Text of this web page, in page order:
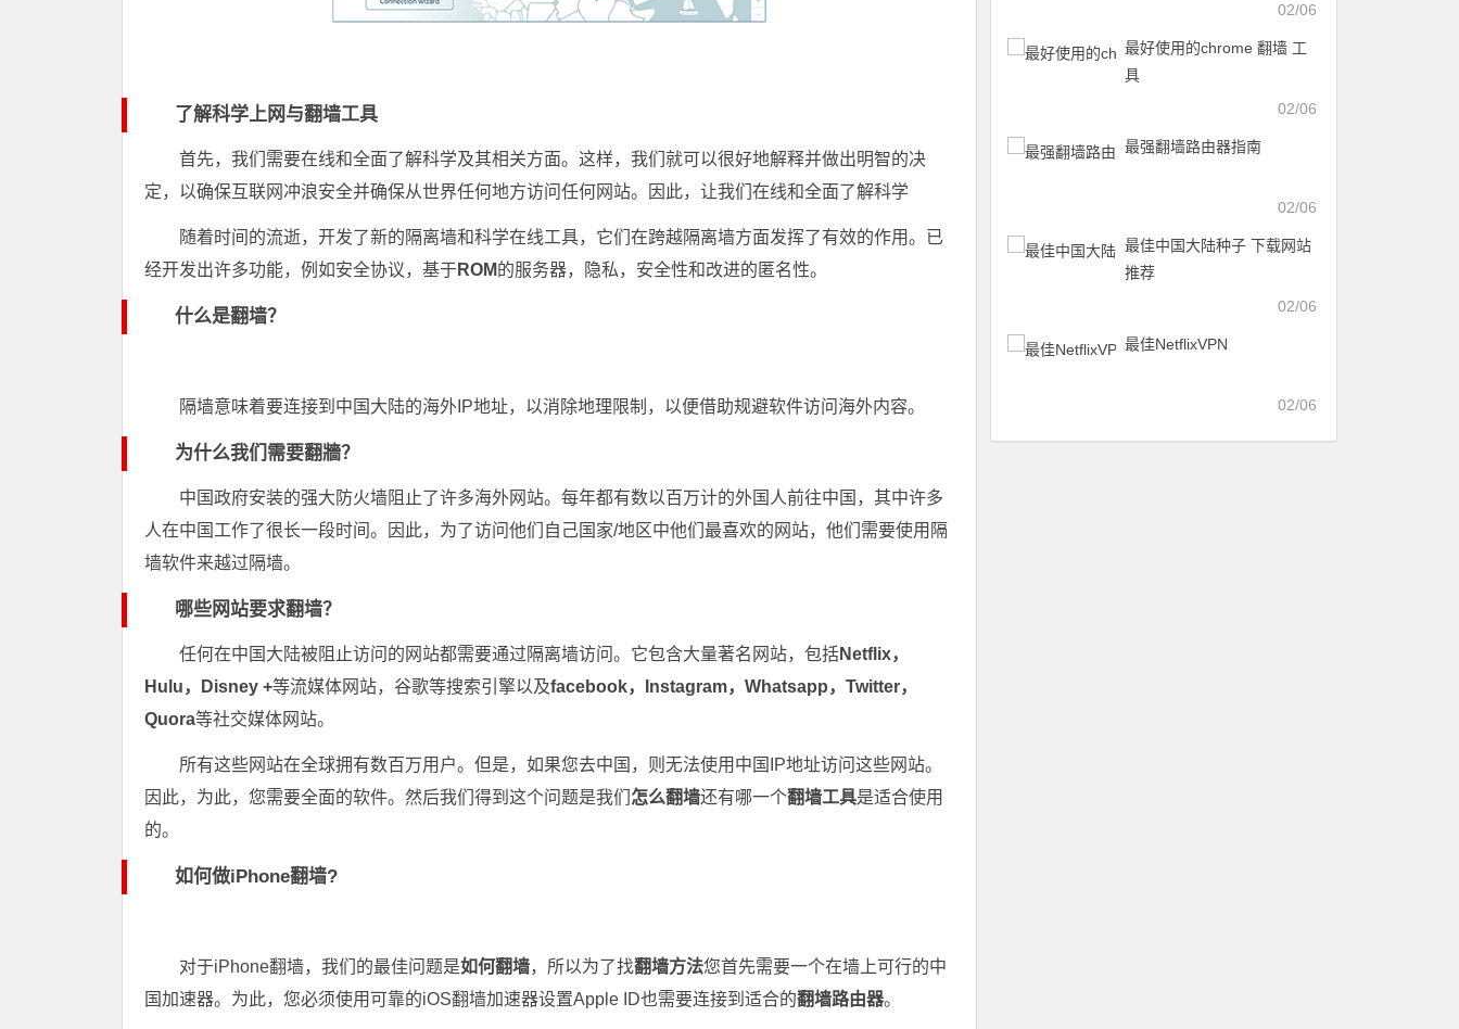
了解科学上网与翻墙工具
首先，我们需要在线和全面了解科学及其相关方面。这样，我们就可以很好地解释并做出明智的决
定，以确保互联网冲浪安全并确保从世界任何地方访问任何网站。因此，让我们在线和全面了解科学
随着时间的流逝，开发了新的隔离墙和科学在线工具，它们在跨越隔离墙方面发挥了有效的作用。已
经开发出许多功能，例如安全协议，基于ROM的服务器，隐私，安全性和改进的匿名性。
什么是翻墙？
隔墙意味着要连接到中国大陆的海外IP地址，以消除地理限制，以便借助规避软件访问海外内容。
为什么我们需要翻牆？
中国政府安装的强大防火墙阻止了许多海外网站。每年都有数以百万计的外国人前往中国，其中许多
人在中国工作了很长一段时间。因此，为了访问他们自己国家/地区中他们最喜欢的网站，他们需要使用隔
墙软件来越过隔墙。
哪些网站要求翻墙？
任何在中国大陆被阻止访问的网站都需要通过隔离墙访问。它包含大量著名网站，包括Netflix，
Hulu，Disney +等流媒体网站，谷歌等搜索引擎以及facebook，Instagram，Whatsapp，Twitter，
Quora等社交媒体网站。
所有这些网站在全球拥有数百万用户。但是，如果您去中国，则无法使用中国IP地址访问这些网站。
因此，为此，您需要全面的软件。然后我们得到这个问题是我们 怎么翻墙还有哪一个翻墙工具是适合使用
的。
如何做iPhone翻墙?
对于iPhone翻墙，我们的最佳问题是如何翻墙，所以为了找翻墙方法您首先需要一个在墙上可行的中
国加速器。为此，您必须使用可靠的iOS翻墙加速器设置Apple ID也需要连接到适合的翻墙路由器。
02/06
最好使用的chrome 翻墙 工
具
02/06
最强翻墙路由器指南
02/06
最佳中国大陆种子 下载网站
推荐
02/06
最佳NetflixVPN
02/06